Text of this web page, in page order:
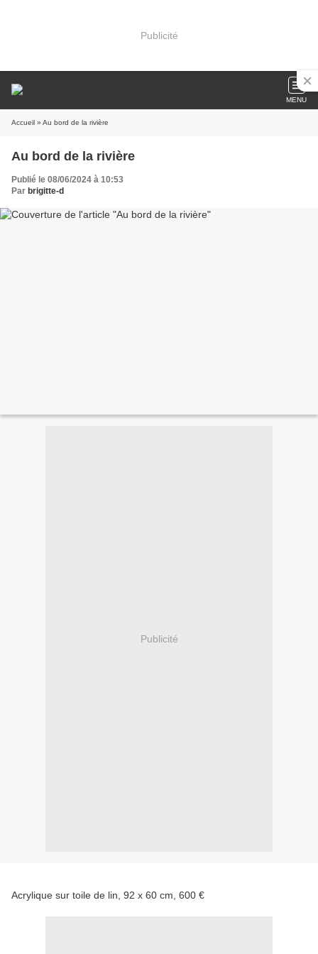
Publicité
MENU
Accueil » Au bord de la rivière
Au bord de la rivière
Publié le 08/06/2024 à 10:53
Par brigitte-d
Publicité
Acrylique sur toile de lin, 92 x 60 cm, 600 €